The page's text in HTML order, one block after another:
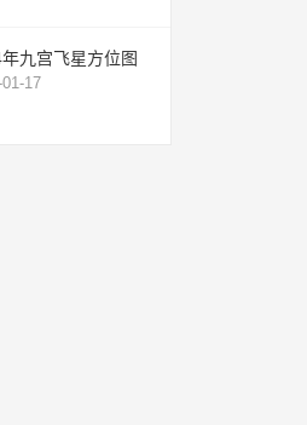
九宫飞星方位图
17